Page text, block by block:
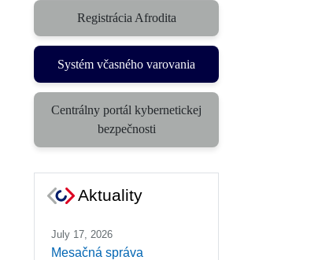
Registrácia Afrodita
Systém včasného varovania
(otvorí sa v novom okne)
Centrálny portál kybernetickej
bezpečnosti(otvorí sa v novom okne)
Aktuality
July 17, 2026
Mesačná správa